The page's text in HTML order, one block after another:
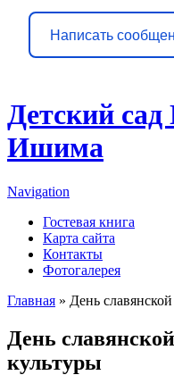
Написать
Детский
Ишима
Navigation
Гостевая книга
Карта сайта
Контакты
Фотогалерея
Главная » День
День
культуры